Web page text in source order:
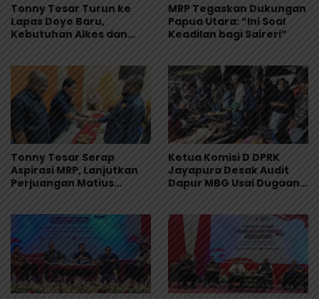
Tonny Tesar Turun ke
Lapas Doyo Baru,
Kebutuhan Alkes dan
MRP Tegaskan Dukungan
Papua Utara: “Ini Soal
Keadilan bagi Saireri”
Tonny Tesar Serap
Aspirasi MRP, Lanjutkan
Perjuangan Matius
Masyarakat Adat
Ketua Komisi D DPRK
Jayapura Desak Audit
Dapur MBG Usai Dugaan